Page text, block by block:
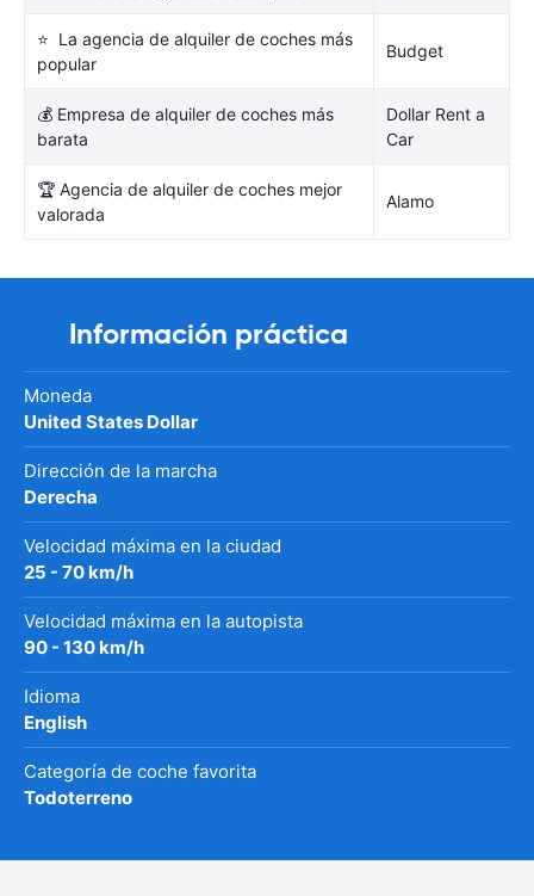
⭐ La agencia de alquiler de coches más
popular
Budget
💰 Empresa de alquiler de coches más
barata
Dollar Rent a
Car
🏆 Agencia de alquiler de coches mejor
valorada
Alamo
Información práctica
Moneda
United States Dollar
Dirección de la marcha
Derecha
Velocidad máxima en la ciudad
25 - 70 km/h
Velocidad máxima en la autopista
90 - 130 km/h
Idioma
English
Categoría de coche favorita
Todoterreno